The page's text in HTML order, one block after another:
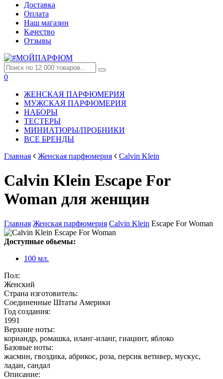
Доставка
Оплата
Наш магазин
Качество
Отзывы
0
ЖЕНСКАЯ ПАРФЮМЕРИЯ
МУЖСКАЯ ПАРФЮМЕРИЯ
НАБОРЫ
ТЕСТЕРЫ
МИНИАТЮРЫ/ПРОБНИКИ
ВСЕ БРЕНДЫ
Главная
Женская парфюмерия Calvin Klein
Calvin Klein Escape For
Woman для женщин
Главная Женская парфюмерия Calvin Klein Escape For Woman
Доступные обьемы:
100 мл.
Пол:
Женский
Страна изготовитель:
Соединенные Штаты Америки
Год создания:
1991
Верхние ноты:
кориандр, ромашка, иланг-иланг, гиацинт, яблоко
Базовые ноты:
жасмин, гвоздика, абрикос, роза, персик ветивер, мускус,
ладан, сандал
Описание: